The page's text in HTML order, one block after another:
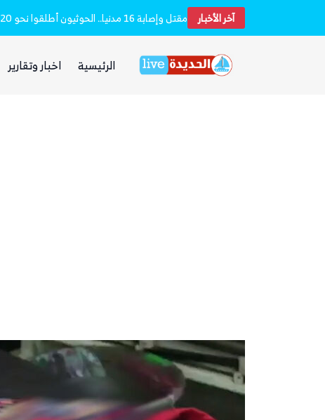
آخر الأخباربعد يومين من الانفجار.. الحوثيون ينتشلون جثث 26 من عناصر «القوة الصاروخية» في نفق بين الحيمة ومناخة
الرئيسية اخبار وتقارير